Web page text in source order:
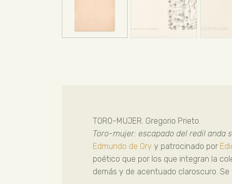
TORO-MUJER. Gregorio Prieto.
Toro-mujer: escapado del redil anda
Edmundo de Ory y patrocinado por
poético que por los que integran la
demás y de acentuado claroscuro.